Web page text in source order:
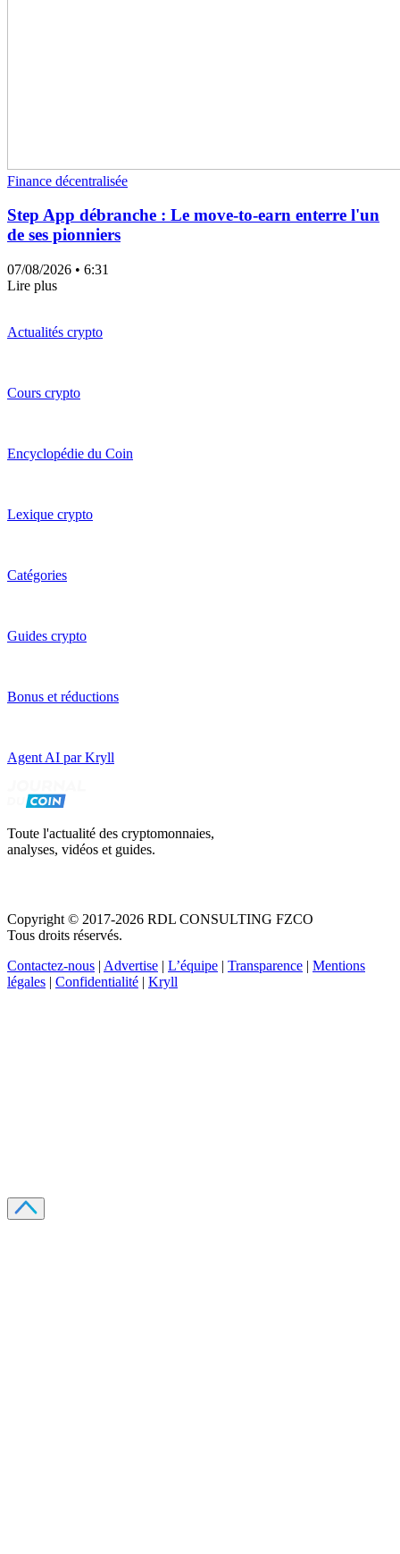
Finance décentralisée
Step App débranche : Le move-to-earn enterre l'un
de ses pionniers
07/08/2026 • 6:31
Lire plus
Actualités crypto
Cours crypto
Encyclopédie du Coin
Lexique crypto
Catégories
Guides crypto
Bonus et réductions
Agent AI par Kryll
Toute l'actualité des cryptomonnaies,
analyses, vidéos et guides.
Copyright © 2017-2026 RDL CONSULTING FZCO
Tous droits réservés.
Contactez-nous | Advertise | L’équipe | Transparence | Mentions
légales | Confidentialité | Kryll